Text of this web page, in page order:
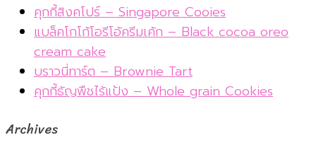
คุกกี้สิงคโปร์ – Singapore Cooies
แบล็คโกโก้โอรีโอ้ครีมเค้ก – Black cocoa oreo
cream cake
บราวนี่ทาร์ต – Brownie Tart
คุกกี้ธัญพืชไร้แป้ง – Whole grain Cookies
Archives